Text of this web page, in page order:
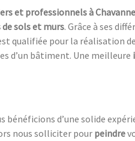
et professionnels à
sols et murs. Grâce à ses
qualifiée pour la réalisation de
d’un bâtiment. Une meilleure
bénéficions d’une solide
nous solliciter pourpeindre